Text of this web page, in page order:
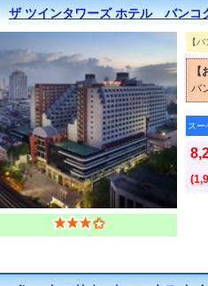
ザ ツインタワーズ ホテル バンコ
【
バ
スー